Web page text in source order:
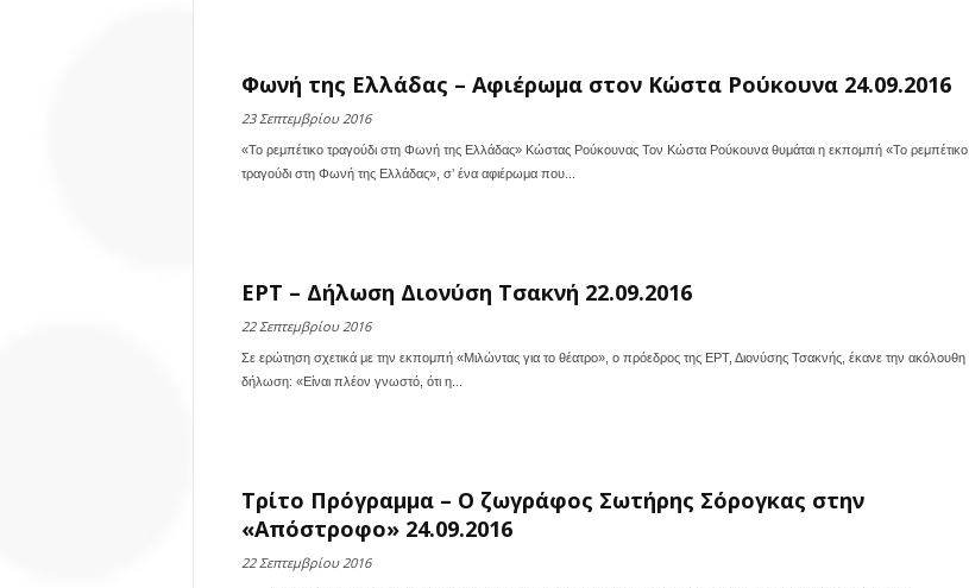
Φωνή της Ελλάδας – Αφιέρωμα στον Κώστα Ρούκουνα 24.09.2016
23 Σεπτεμβρίου 2016
«Το ρεμπέτικο τραγούδι στη Φωνή της Ελλάδας» Κώστας Ρούκουνας Τον Κώστα Ρούκουνα θυμάται η εκπομπή «Το ρεμπέτικο
τραγούδι στη Φωνή της Ελλάδας», σ’ ένα αφιέρωμα που...
ΕΡΤ – Δήλωση Διονύση Τσακνή 22.09.2016
22 Σεπτεμβρίου 2016
Σε ερώτηση σχετικά με την εκπομπή «Μιλώντας για το θέατρο», ο πρόεδρος της ΕΡΤ, Διονύσης Τσακνής, έκανε την ακόλουθη
δήλωση: «Είναι πλέον γνωστό, ότι η...
Τρίτο Πρόγραμμα – Ο ζωγράφος Σωτήρης Σόρογκας στην
«Απόστροφο» 24.09.2016
22 Σεπτεμβρίου 2016